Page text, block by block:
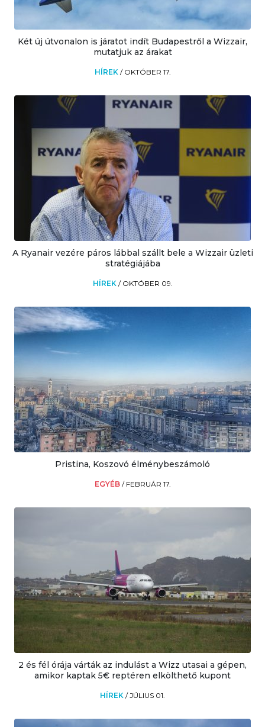
Két új útvonalon is járatot indít Budapestről a Wizzair,
mutatjuk az árakat
HÍREK / OKTÓBER 17.
A Ryanair vezére páros lábbal szállt bele a Wizzair üzleti
stratégiájába
HÍREK / OKTÓBER 09.
Pristina, Koszovó élménybeszámoló
EGYÉB / FEBRUÁR 17.
2 és fél órája várták az indulást a Wizz utasai a gépen,
amikor kaptak 5€ reptéren elkölthető kupont
HÍREK /JÚLIUS 01.